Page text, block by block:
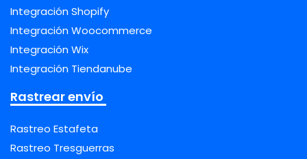
Integración Shopify
Integración Woocommerce
Integración Wix
Integración Tiendanube
Rastrear envío
Rastreo Estafeta
Rastreo Tresguerras